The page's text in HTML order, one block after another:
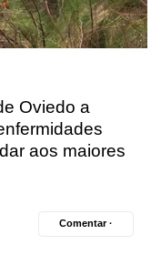
Oviedo a
aos maiores
Comentar ·